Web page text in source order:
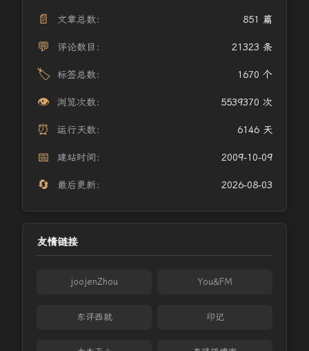
📄 文章总数： 851 篇
💬 评论数目： 21323 条
🏷️ 标签总数： 1670 个
👁️ 浏览次数： 5539370 次
⏰ 运行天数： 6146 天
📅 建站时间： 2009-10-09
🔄 最后更新： 2026-08-03
友情链接
joojenZhou You&FM
东评西就 印记